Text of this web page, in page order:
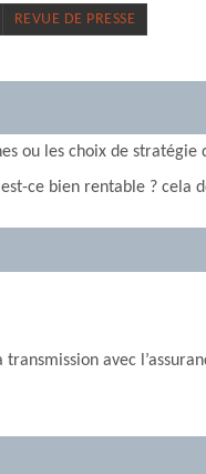
REVUE DE PRESSE
ou les choix de
ce bien rentable ? cela
avec